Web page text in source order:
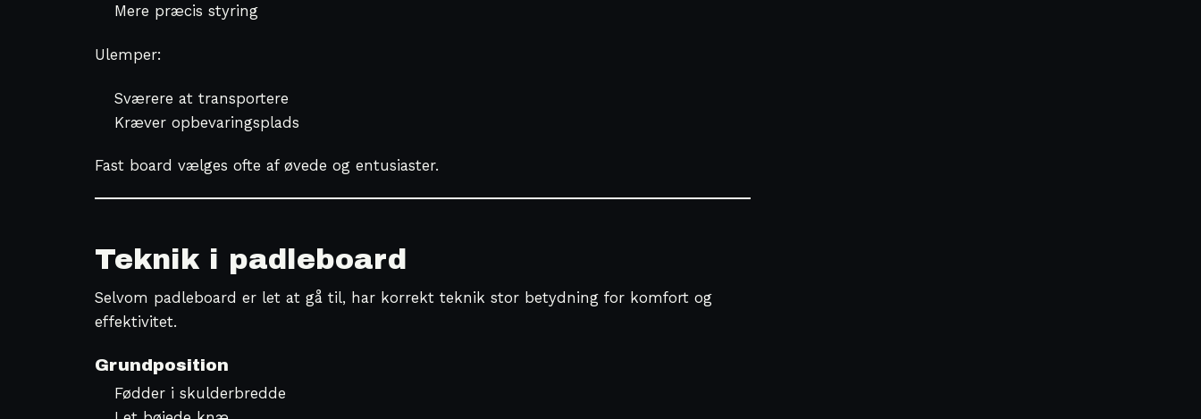
Mere præcis styring
Ulemper:
Sværere at transportere
Kræver opbevaringsplads
Fast board vælges ofte af øvede og entusiaster.
Teknik i padleboard
Selvom padleboard er let at gå til, har korrekt teknik stor betydning for komfort og
effektivitet.
Grundposition
Fødder i skulderbredde